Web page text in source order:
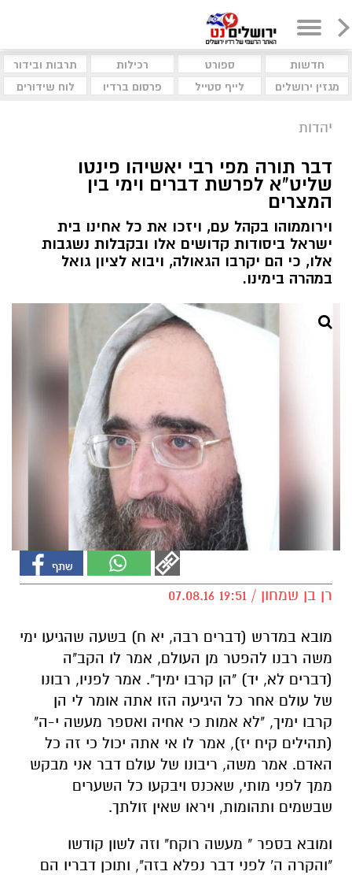
חדשות ספורט רכילות
תרבות ובידור
מגזין ירושלים
לייף סטייל פרסום ברדיו לוח שידורים
יהדות
דבר תורה מפי רבי יאשיהו פינטו
שליט"א לפרשת דברים וימי בין
המצרים
וירוממוהו בקהל עם, ויזכו את כל אחינו בית
ישראל ביסודות קדושים אלו ובקבלות נשגבות
אלו, כי הם יקרבו הגאולה, ויבוא לציון גואל
במהרה בימינו.
רן בן שמחון / 19:51 07.08.16
מובא במדרש (דברים רבה, יא ח) בשעה שהגיעו ימי
משה רבנו להפטר מן העולם, אמר לו הקב"ה
(דברים לא, יד) "הן קרבו ימיך". אמר לפניו, רבונו
של עולם אחר כל היגיעה הזו אתה אומר לי הן
קרבו ימיך, "לא אמות כי אחיה ואספר מעשה י-ה"
(תהילים קיח יז), אמר לו אי אתה יכול כי זה כל
האדם. אמר משה, ריבונו של עולם דבר אני מבקש
ממך לפני מותי, שאכנס ויבקעו כל השערים
שבשמים ותהומות, ויראו שאין זולתך.
ומובא בספר " מעשה רוקח" וזה לשון קודשו
"והקרה ה' לפני דבר נפלא בזה", ותוכן דבריו הם